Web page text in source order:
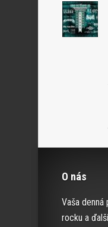
O nás
Vaša denná
rocku a